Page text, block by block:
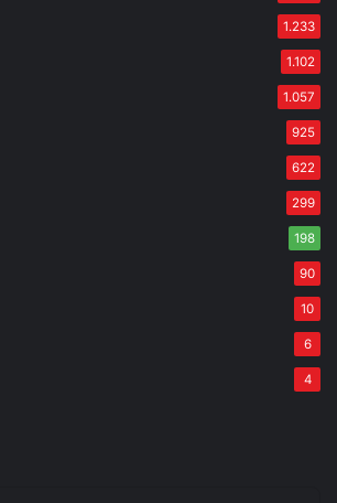
1.233
1.102
1.057
925
622
299
198
90
10
6
4